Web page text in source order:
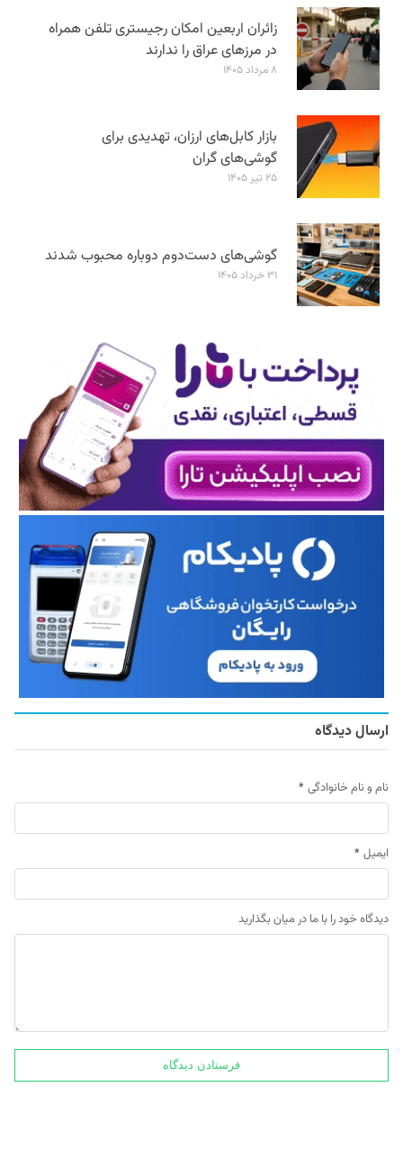
زائران اربعین امکان رجیستری تلفن همراه
در مرزهای عراق را ندارند
۸ مرداد ۱۴۰۵
بازار کابل‌های ارزان، تهدیدی برای
گوشی‌های گران
۲۵ تیر ۱۴۰۵
گوشی‌های دست‌دوم دوباره محبوب شدند
۳۱ خرداد ۱۴۰۵
ارسال دیدگاه
نام و نام خانوادگی *
ایمیل *
دیدگاه خود را با ما در میان بگذارید